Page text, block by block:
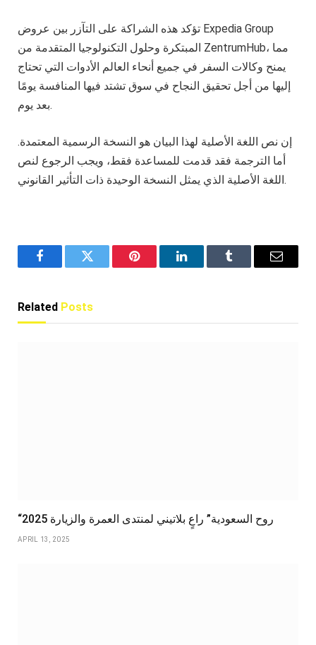
تؤكد هذه الشراكة على التآزر بين عروض Expedia Group
المبتكرة وحلول التكنولوجيا المتقدمة من ZentrumHub، مما
يمنح وكالات السفر في جميع أنحاء العالم الأدوات التي تحتاج
إليها من أجل تحقيق النجاح في سوق تشتد فيها المنافسة يومًا
بعد يوم.
إن نص اللغة الأصلية لهذا البيان هو النسخة الرسمية المعتمدة.
أما الترجمة فقد قدمت للمساعدة فقط، ويجب الرجوع لنص
اللغة الأصلية الذي يمثل النسخة الوحيدة ذات التأثير القانوني.
FacebookTwitter Pinterest LinkedInTumblr Email
Related Posts
“روح السعودية” راعٍ بلاتيني لمنتدى العمرة والزيارة 2025
APRIL 13, 2025